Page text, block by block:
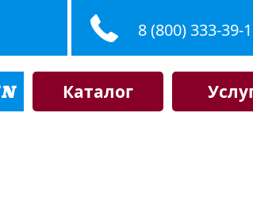
8 (800) 333-39-
Каталог